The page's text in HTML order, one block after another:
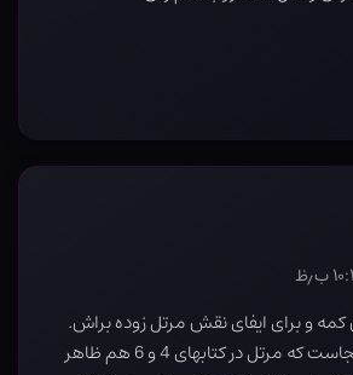
کمه و برای ایفای نقش مرتل زوده براش.
ولی مشکل اصلی اینجاست که مرتل در کتابهای 4 و 6 هم ظاهر